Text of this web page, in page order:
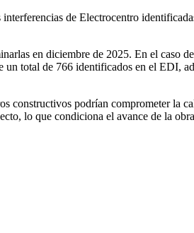
de Electrocentro
en diciembre de 2025. En el caso
total de 766 identificados en el EDI,
constructivos podrían comprometer la
lo que condiciona el avance de la